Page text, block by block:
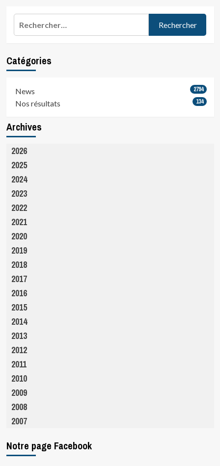
59…
Catégories
News 2794
Nos résultats 134
Archives
2026
2025
2024
2023
2022
2021
2020
2019
2018
2017
2016
2015
2014
2013
2012
2011
2010
2009
2008
2007
Notre page Facebook